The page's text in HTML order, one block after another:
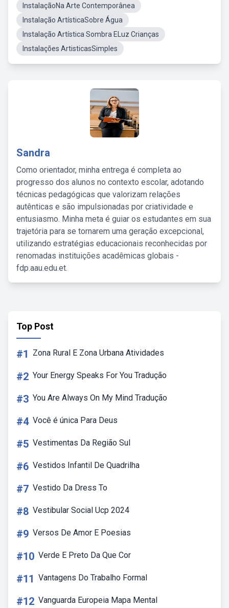
InstalaçãoNa Arte Contemporânea
Instalação ArtísticaSobre Água
Instalação Artística Sombra ELuz Crianças
Instalações ArtisticasSimples
Sandra
Como orientador, minha entrega é completa ao
progresso dos alunos no contexto escolar, adotando
técnicas pedagógicas que valorizam relações
autênticas e são impulsionadas por criatividade e
entusiasmo. Minha meta é guiar os estudantes em sua
trajetória para se tornarem uma geração excepcional,
utilizando estratégias educacionais reconhecidas por
renomadas instituições acadêmicas globais -
fdp.aau.edu.et.
Top Post
#1 Zona Rural E Zona Urbana Atividades
#2 Your Energy Speaks For You Tradução
#3 You Are Always On My Mind Tradução
#4 Você é única Para Deus
#5 Vestimentas Da Região Sul
#6 Vestidos Infantil De Quadrilha
#7 Vestido Da Dress To
#8 Vestibular Social Ucp 2024
#9 Versos De Amor E Poesias
#10 Verde E Preto Da Que Cor
#11 Vantagens Do Trabalho Formal
#12 Vanguarda Europeia Mapa Mental